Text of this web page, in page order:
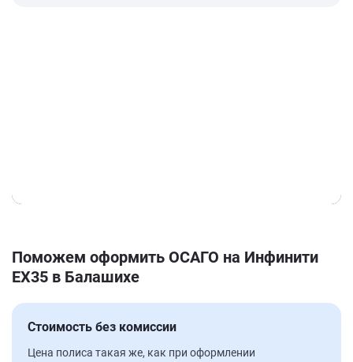
Поможем оформить ОСАГО на Инфинити
EX35 в Балашихе
Стоимость без комиссии
Цена полиса такая же, как при оформлении